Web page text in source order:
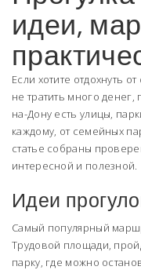
идеи,
Если хотите отдохнуть
не тратить много
на-Дону есть улицы,
каждому, от семейных
статье собраны
интересной и полезной.
Идеи
Самый популярный
Трудовой площади,
парку, где можно